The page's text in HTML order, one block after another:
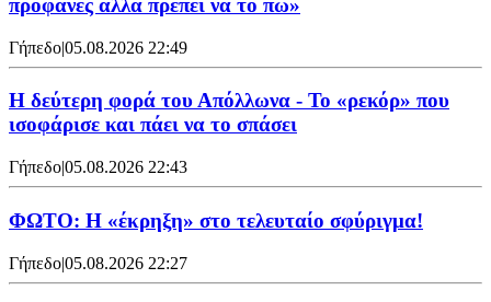
προφανές αλλά πρέπει να το πω»
Γήπεδο|05.08.2026 22:49
Η δεύτερη φορά του Απόλλωνα - Το «ρεκόρ» που
ισοφάρισε και πάει να το σπάσει
Γήπεδο|05.08.2026 22:43
ΦΩΤΟ: Η «έκρηξη» στο τελευταίο σφύριγμα!
Γήπεδο|05.08.2026 22:27